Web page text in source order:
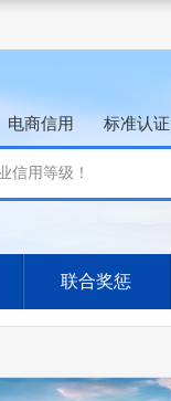
电商信用 标准认证
联合奖惩